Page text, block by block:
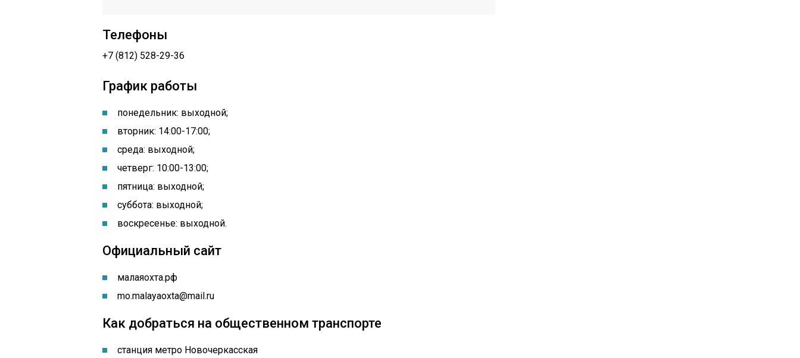
Телефоны
+7 (812) 528-29-36
График работы
понедельник: выходной;
вторник: 14:00-17:00;
среда: выходной;
четверг: 10:00-13:00;
пятница: выходной;
суббота: выходной;
воскресенье: выходной.
Официальный сайт
малаяохта.рф
mo.malayaoxta@mail.ru
Как добраться на общественном транспорте
станция метро ​Новочеркасская